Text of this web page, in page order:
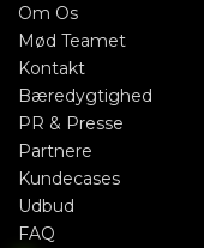
Om Os
Mød Teamet
Kontakt
Bæredygtighed
PR & Presse
Partnere
Kundecases
Udbud
FAQ